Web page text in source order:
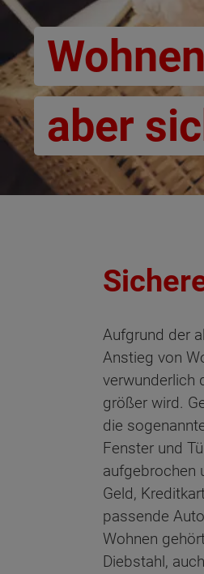
aber
Aufgrund der
Anstieg von
verwunderlich
größer wird.
die
Fenster und
aufgebrochen
Geld,
passende
Wohnen
Diebstahl,